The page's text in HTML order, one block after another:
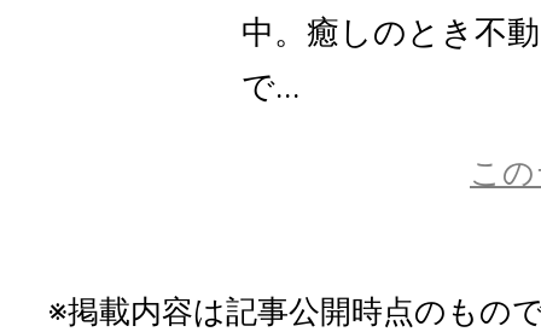
中。癒しのとき不
で...
こ
※掲載内容は記事公開時点のもの